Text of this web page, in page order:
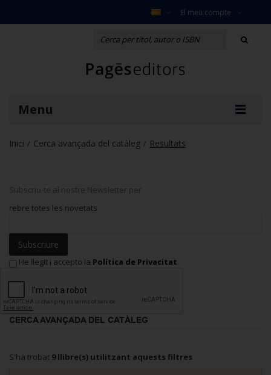
El meu compte
Menu
Inici / Cerca avançada del catàleg / Resultats
Subscriu-te al nostre Newsletter per
rebre totes les novetats
Subscriure
He llegit i accepto la Política de Privacitat
CERCA AVANÇADA DEL CATÀLEG
S'ha trobat 9 llibre(s) utilitzant aquests filtres